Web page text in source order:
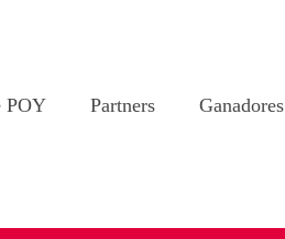
POY Partners Ganadores